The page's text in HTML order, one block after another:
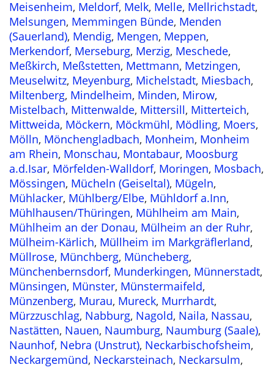
Meisenheim, Meldorf, Melk, Melle, Mellrichstadt,
Melsungen, Memmingen Bünde, Menden
(Sauerland), Mendig, Mengen, Meppen,
Merkendorf, Merseburg, Merzig, Meschede,
Meßkirch, Meßstetten, Mettmann, Metzingen,
Meuselwitz, Meyenburg, Michelstadt, Miesbach,
Miltenberg, Mindelheim, Minden, Mirow,
Mistelbach, Mittenwalde, Mittersill, Mitterteich,
Mittweida, Möckern, Möckmühl, Mödling, Moers,
Mölln, Mönchengladbach, Monheim, Monheim
am Rhein, Monschau, Montabaur, Moosburg
a.d.Isar, Mörfelden-Walldorf, Moringen, Mosbach,
Mössingen, Mücheln (Geiseltal), Mügeln,
Mühlacker, Mühlberg/Elbe, Mühldorf a.Inn,
Mühlhausen/Thüringen, Mühlheim am Main,
Mühlheim an der Donau, Mülheim an der Ruhr,
Mülheim-Kärlich, Müllheim im Markgräflerland,
Müllrose, Münchberg, Müncheberg,
Münchenbernsdorf, Munderkingen, Münnerstadt,
Münsingen, Münster, Münstermaifeld,
Münzenberg, Murau, Mureck, Murrhardt,
Mürzzuschlag, Nabburg, Nagold, Naila, Nassau,
Nastätten, Nauen, Naumburg, Naumburg (Saale),
Naunhof, Nebra (Unstrut), Neckarbischofsheim,
Neckargemünd, Neckarsteinach, Neckarsulm,